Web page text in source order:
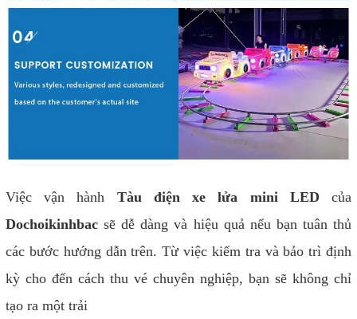
Việc vận hành Tàu điện xe lửa mini LED của
Dochoikinhbac sẽ dễ dàng và hiệu quả nếu bạn tuân thủ
các bước hướng dẫn trên. Từ việc kiểm tra và bảo trì định
kỳ cho đến cách thu vé chuyên nghiệp, bạn sẽ không chỉ
tạo ra một trải